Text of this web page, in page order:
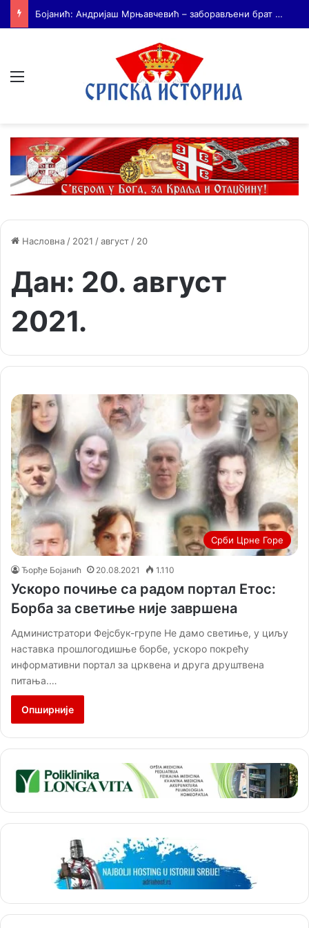
На Дражин дан у Лондону обележено 80. година од мучког убиства генерала Драгољуба Драже Михаиловића
Насловна / 2021 /август / 20
Дан: 20. август
2021.
Срби Црне Горе
Ђорђе Бојанић 20.08.2021 1.110
Ускоро почиње са радом портал Етос:
Борба за светиње није завршена
Администратори Фејсбук-групе Не дамо светиње, у циљу
наставка прошлогодишње борбе, ускоро покрећу
информативни портал за црквена и друга друштвена
питања.…
Опширније